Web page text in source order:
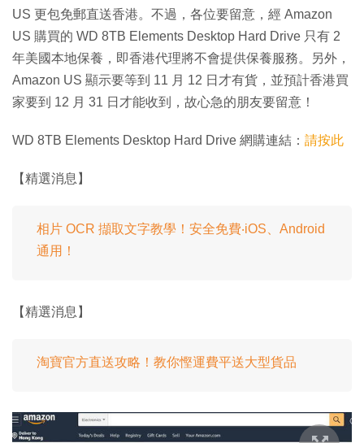
US 更包免郵直送香港。不過，各位要留意，經 Amazon
US 購買的 WD 8TB Elements Desktop Hard Drive 只有 2
年美國本地保養，即香港代理將不會提供保養服務。另外，
Amazon US 顯示要等到 11 月 12 日才有貨，並預計香港買
家要到 12 月 31 日才能收到，故心急的朋友要留意！
WD 8TB Elements Desktop Hard Drive 網購連結： 請按此
【精選消息】
相片 OCR 擷取文字教學！安全免費‧iOS、Android
通用！
【精選消息】
淘寶官方直送攻略！教你慳運費平送大型貨品